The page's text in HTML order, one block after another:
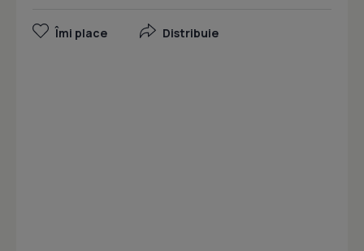
Îmi place Distribuie